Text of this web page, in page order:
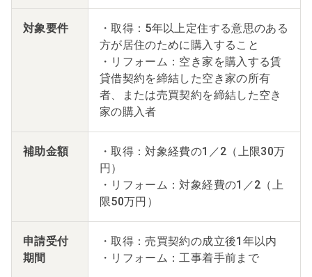
対象要件
・取得：5年以上定住する意思のある
方が居住のために購入すること
・リフォーム：空き家を購入する賃
貸借契約を締結した空き家の所有
者、または売買契約を締結した空き
家の購入者
補助金額
・取得：対象経費の1／2（上限30万
円）
・リフォーム：対象経費の1／2（上
限50万円）
申請受付
期間
・取得：売買契約の成立後1年以内
・リフォーム：工事着手前まで